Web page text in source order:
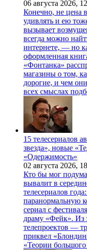
06 августа 2026,
Конечно, не цена
удивлять и ею
вызывает
всегда можно
интернете, — но
оформленная
«Фонтанка»
магазины о том,
дорогие, и чем
всех смыслах
15 телесериалов
звезда», новые
«Одержимость»
02 августа 2026,
Кто бы мог
вывалит в
телесериалов
паранормальную
сериал с
драму «Фейк». Из
телепроектов —
приквел
«Теории